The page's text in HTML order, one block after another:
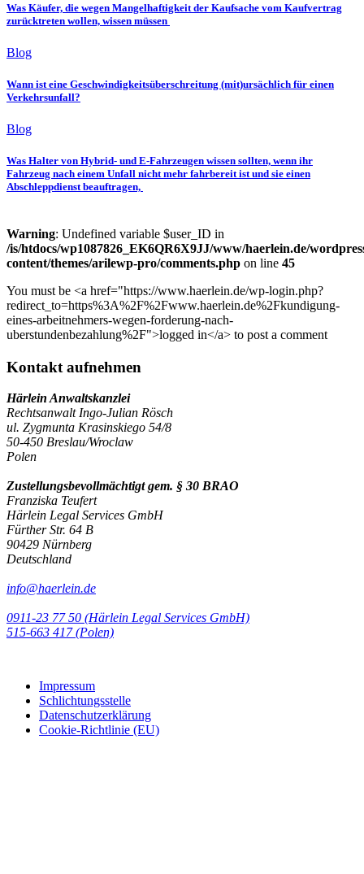
Was Käufer, die wegen Mangelhaftigkeit der Kaufsache vom Kaufvertrag
zurücktreten wollen, wissen müssen
Blog
Wann ist eine Geschwindigkeitsüberschreitung (mit)ursächlich für einen
Verkehrsunfall?
Blog
Was Halter von Hybrid- und E-Fahrzeugen wissen sollten, wenn ihr
Fahrzeug nach einem Unfall nicht mehr fahrbereit ist und sie einen
Abschleppdienst beauftragen,
Warning: Undefined variable $user_ID in
/is/htdocs/wp1087826_EK6QR6X9JJ/www/haerlein.de/
content/themes/arilewp-pro/comments.php on line 45
You must be <a href="https://www.haerlein.de/wp-login.php?
redirect_to=https%3A%2F%2Fwww.haerlein.de%2Fkundigung-
eines-arbeitnehmers-wegen-forderung-nach-
uberstundenbezahlung%2F">logged in</a> to post a comment
Kontakt aufnehmen
Härlein Anwaltskanzlei
Rechtsanwalt Ingo-Julian Rösch
ul. Zygmunta Krasinskiego 54/8
50-450 Breslau/Wroclaw
Polen
Zustellungsbevollmächtigt gem. § 30 BRAO
Franziska Teufert
Härlein Legal Services GmbH
Fürther Str. 64 B
90429 Nürnberg
Deutschland
info@haerlein.de
0911-23 77 50 (Härlein Legal Services GmbH)
‭515-663 417 (Polen)‬‬‬
Impressum
Schlichtungsstelle
Datenschutzerklärung
Cookie-Richtlinie (EU)